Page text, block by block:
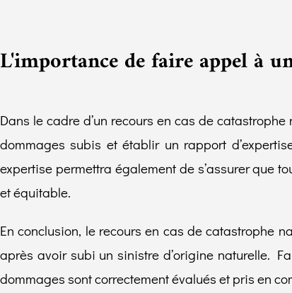
L'importance de faire appel à
Dans le cadre d’un recours en cas de
dommages subis et établir un rapport
expertise permettra également de s’assurer que
et équitable.
En conclusion, le recours en cas de catastrophe
après avoir subi un sinistre d’origine naturelle.
dommages sont correctement évalués et pris en